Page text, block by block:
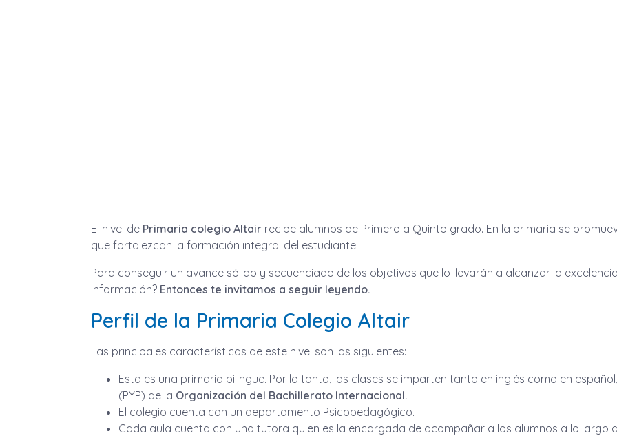
El nivel de Primaria colegio Altair recibe alumnos de Primero a Quinto grado. En la primaria se
que fortalezcan la formación integral del estudiante.
Para conseguir un avance sólido y secuenciado de los objetivos que lo llevarán a alcanzar la
información? Entonces te invitamos a seguir leyendo.
Perfil de la Primaria Colegio Altair
Las principales características de este nivel son las siguientes:
Esta es una primaria bilingüe. Por lo tanto, las clases se imparten tanto en inglés como en
(PYP) de la Organización del Bachillerato Internacional.
El colegio cuenta con un departamento Psicopedagógico.
Cada aula cuenta con una tutora quien es la encargada de acompañar a los alumnos a lo largo